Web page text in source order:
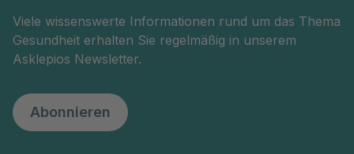
Viele wissenswerte Informationen rund um das Thema
Gesundheit erhalten Sie regelmäßig in unserem
Asklepios Newsletter.
Abonnieren